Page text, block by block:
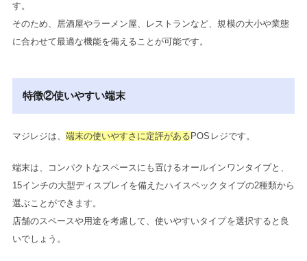
す。
そのため、居酒屋やラーメン屋、レストランなど、規模の大小や業態
に合わせて最適な機能を備えることが可能です。
特徴②使いやすい端末
マジレジは、端末の使いやすさに定評がある POSレジです。
端末は、コンパクトなスペースにも置けるオールインワンタイプと、
15インチの大型ディスプレイを備えたハイスペックタイプの2種類から
選ぶことができます。
店舗のスペースや用途を考慮して、使いやすいタイプを選択すると良
いでしょう。